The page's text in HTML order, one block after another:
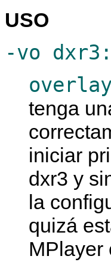
USO
-vo
overlay
tenga
iniciar
dxr3 y
la
quizá
MPlayer